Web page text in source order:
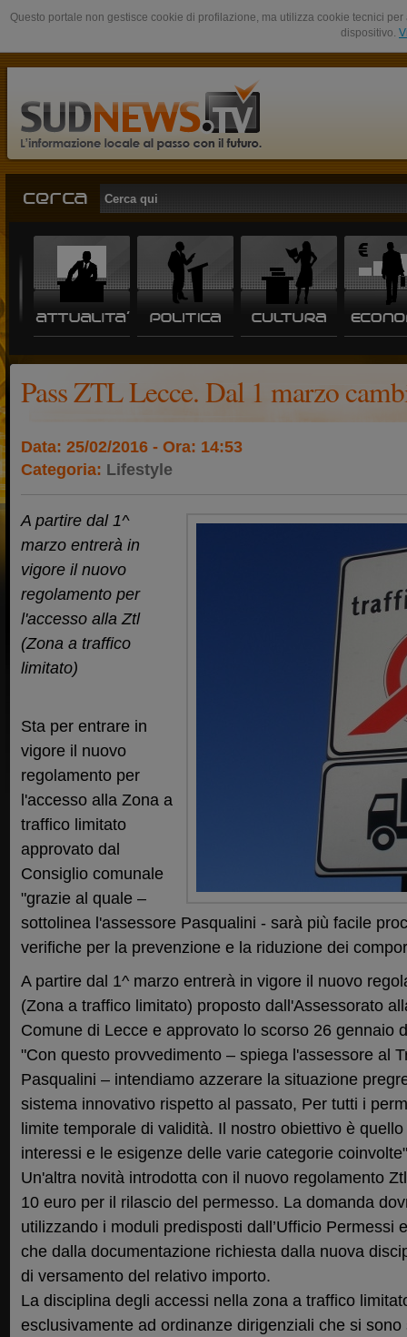
Questo portale non gestisce cookie di profilazione, ma utilizza cookie tecnici
dispositivo.
Pass ZTL Lecce. Dal 1 marzo
Data: 25/02/2016 - Ora: 14:53
Categoria: Lifestyle
A partire dal 1^
marzo entrerà in
vigore il nuovo
regolamento per
l'accesso alla Ztl
(Zona a traffico
limitato)
Sta per entrare in
vigore il nuovo
regolamento per
l'accesso alla Zona a
traffico limitato
approvato dal
Consiglio comunale
"grazie al quale –
sottolinea l'assessore Pasqualini - sarà più facile
verifiche per la prevenzione e la riduzione dei
A partire dal 1^ marzo entrerà in vigore il nuovo
(Zona a traffico limitato) proposto dall'Assessorato
Comune di Lecce e approvato lo scorso 26 gennaio
"Con questo provvedimento – spiega l'assessore al
Pasqualini – intendiamo azzerare la situazione
sistema innovativo rispetto al passato, Per tutti i
limite temporale di validità. Il nostro obiettivo è
interessi e le esigenze delle varie categorie
Un'altra novità introdotta con il nuovo regolamento
10 euro per il rilascio del permesso. La domanda
utilizzando i moduli predisposti dall’Ufficio Permessi
che dalla documentazione richiesta dalla nuova
di versamento del relativo importo.
La disciplina degli accessi nella zona a traffico
esclusivamente ad ordinanze dirigenziali che si